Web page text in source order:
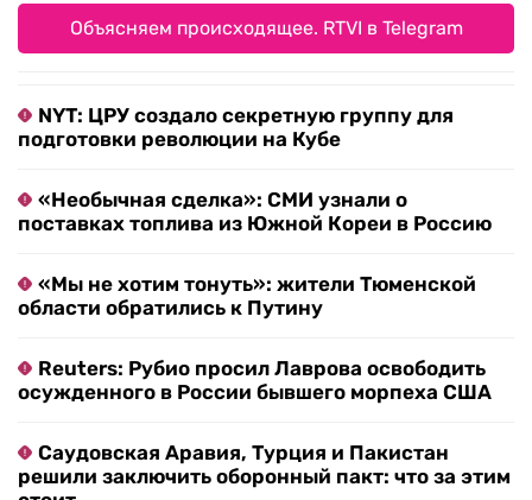
Объясняем происходящее. RTVI в Telegram
NYT: ЦРУ создало секретную группу для
подготовки революции на Кубе
«Необычная сделка»: СМИ узнали о
поставках топлива из Южной Кореи в Россию
«Мы не хотим тонуть»: жители Тюменской
области обратились к Путину
Reuters: Рубио просил Лаврова освободить
осужденного в России бывшего морпеха США
Саудовская Аравия, Турция и Пакистан
решили заключить оборонный пакт: что за этим